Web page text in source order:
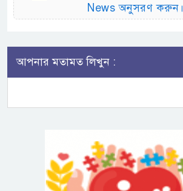
News অনুসরণ করুন।
আপনার মতামত লিখুন :